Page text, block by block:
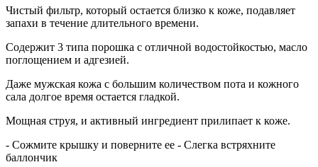
Чистый фильтр, который остается близко к коже, подавляет
запахи в течение длительного времени.
Содержит 3 типа порошка с отличной водостойкостью, масло
поглощением и адгезией.
Даже мужская кожа с большим количеством пота и кожного
сала долгое время остается гладкой.
Мощная струя, и активный ингредиент прилипает к коже.
- Сожмите крышку и поверните ее - Слегка встряхните
баллончик